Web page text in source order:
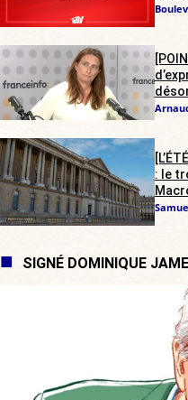
: le
SIGNÉ DOMINIQUE